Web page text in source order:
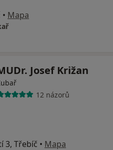
• Mapa
Josef Križan
12 názorů
3, Třebíč • Mapa